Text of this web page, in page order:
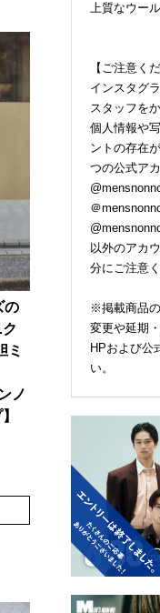
の
ミ
ノ
上質なウー
【ご注意く
インスタグ
スタッフを
個人情報や
ントの存在
つの公式ア
＠
以外のアカ
分にご注意く
※掲載商品
変更や延期
HPおよび公
い。